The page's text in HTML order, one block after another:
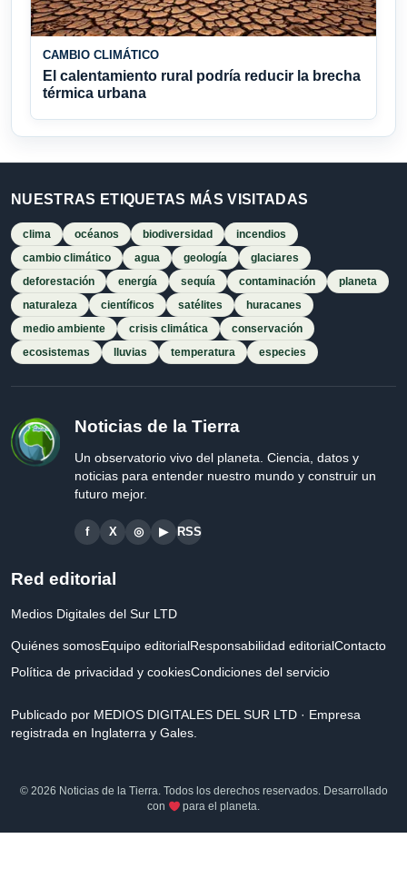
CAMBIO CLIMÁTICO
El calentamiento rural podría reducir la brecha
térmica urbana
NUESTRAS ETIQUETAS MÁS VISITADAS
clima océanos biodiversidad
incendios
cambio climático
agua geología
glaciares
deforestación
energía sequía contaminación
planeta
naturaleza
científicos satélites
huracanes
medio ambiente
crisis climática
conservación
ecosistemas
lluvias temperatura especies
Noticias de la Tierra
Un observatorio vivo del planeta. Ciencia, datos y
noticias para entender nuestro mundo y construir un
futuro mejor.
f X ◎ ▶ RSS
Red editorial
Medios Digitales del Sur LTD
Quiénes somosEquipo editorialResponsabilidad editorialContacto
Política de privacidad y cookiesCondiciones del servicio
Publicado por MEDIOS DIGITALES DEL SUR LTD · Empresa
registrada en Inglaterra y Gales.
© 2026 Noticias de la Tierra. Todos los derechos reservados. Desarrollado
con
para el planeta.